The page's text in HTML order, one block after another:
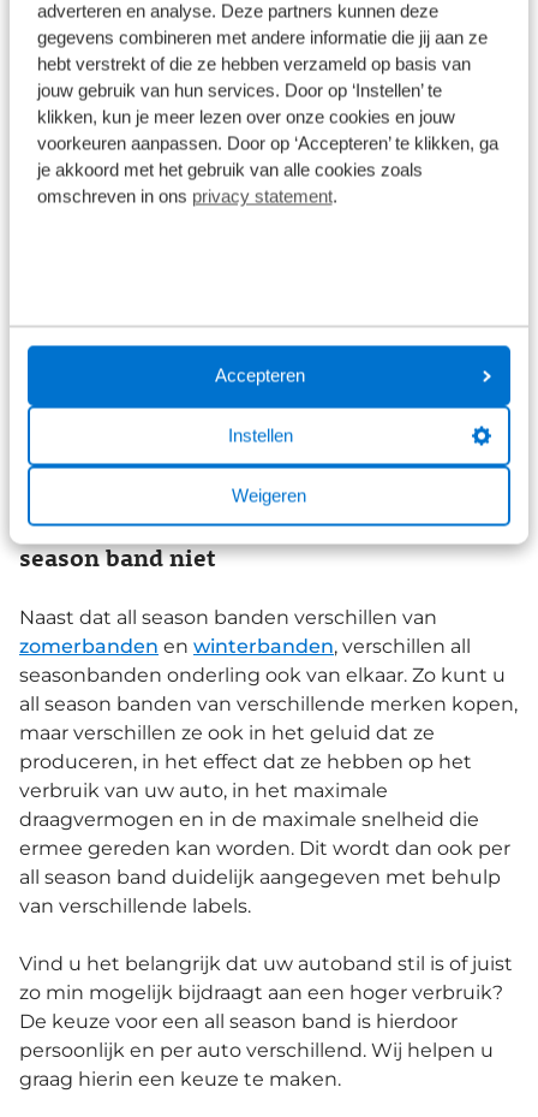
adverteren en analyse. Deze partners kunnen deze
gegevens combineren met andere informatie die jij aan ze
hebt verstrekt of die ze hebben verzameld op basis van
jouw gebruik van hun services. Door op ‘Instellen’ te
klikken, kun je meer lezen over onze cookies en jouw
voorkeuren aanpassen. Door op ‘Accepteren’ te klikken, ga
je akkoord met het gebruik van alle cookies zoals
omschreven in ons privacy statement.
Accepteren
Instellen
Weigeren
Symbolen op banden
symbolen aangebracht op banden. Zo ziet u of het
betreft. Ook kunt u het symbool M+S op een band
tegenkomen, dit staat voor modder & sneeuw.
De ene all season band is de andere all
season band niet
Naast dat all season banden verschillen van
zomerbanden en winterbanden, verschillen all
seasonbanden onderling ook van elkaar. Zo kunt u
all season banden van verschillende merken kopen,
maar verschillen ze ook in het geluid dat ze
produceren, in het effect dat ze hebben op het
verbruik van uw auto, in het maximale
draagvermogen en in de maximale snelheid die
ermee gereden kan worden. Dit wordt dan ook per
all season band duidelijk aangegeven met behulp
van verschillende labels.
Vind u het belangrijk dat uw autoband stil is of juist
zo min mogelijk bijdraagt aan een hoger verbruik?
De keuze voor een all season band is hierdoor
persoonlijk en per auto verschillend. Wij helpen u
graag hierin een keuze te maken.